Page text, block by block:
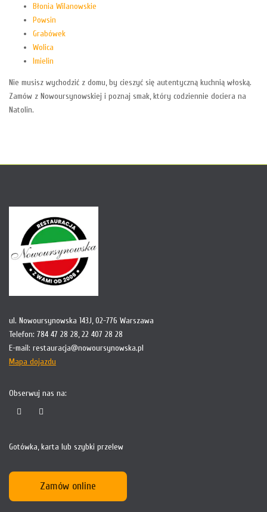
Błonia Wilanowskie
Powsin
Grabówek
Wolica
Imielin
Nie musisz wychodzić z domu, by cieszyć się autentyczną kuchnią włoską.
Zamów z Nowoursynowskiej i poznaj smak, który codziennie dociera na
Natolin.
ul. Nowoursynowska 143J, 02-776 Warszawa
Telefon: 784 47 28 28,22 407 28 28
E-mail: restauracja@nowoursynowska.pl
Mapa dojazdu
Obserwuj nas na:
Gotówka, karta lub szybki przelew
Zamów online